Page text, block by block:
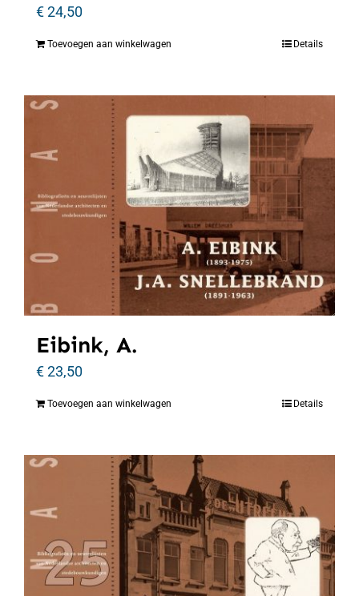
€24,50
Toevoegen aan winkelwagen Details
Eibink, A.
€23,50
Toevoegen aan winkelwagen Details